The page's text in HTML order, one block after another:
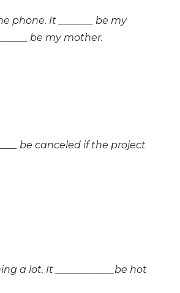
phone. It _______ be my
be my mother.
be canceled if the project
a lot. It ____________be hot